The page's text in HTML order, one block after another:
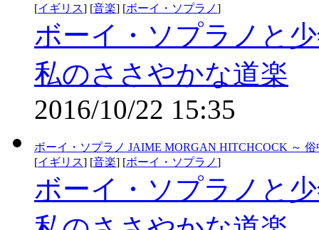
[イギリス] [音楽] [ボーイ・ソプラノ]
ボーイ・ソプラノと
私のささやかな道楽
2016/10/22 15:35
ボーイ・ソプラノ JAIME MORGAN HITCHCOCK ～ 俗
[イギリス] [音楽] [ボーイ・ソプラノ]
ボーイ・ソプラノと